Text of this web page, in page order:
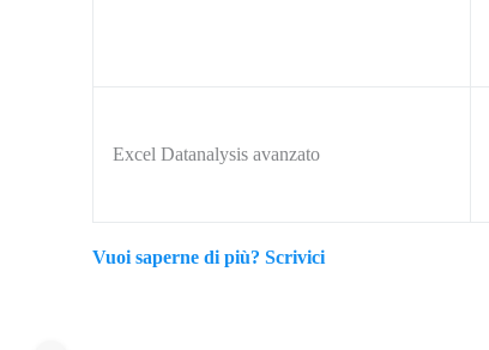
Excel Datanalysis avanzato
Vuoi saperne di più? Scrivici